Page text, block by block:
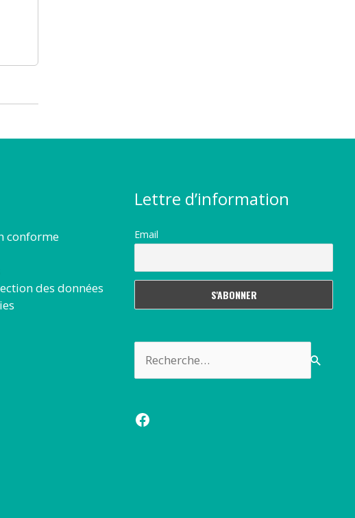
conforme
des données
Lettre d’information
Email
Facebook